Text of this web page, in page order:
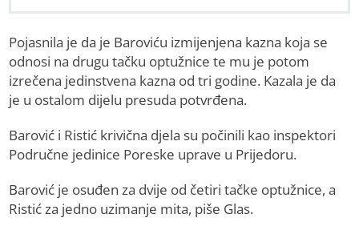
Pojasnila je da je Baroviću izmijenjena kazna koja se
odnosi na drugu tačku optužnice te mu je potom
izrečena jedinstvena kazna od tri godine. Kazala je da
je u ostalom dijelu presuda potvrđena.
Barović i Ristić krivična djela su počinili kao inspektori
Područne jedinice Poreske uprave u Prijedoru.
Barović je osuđen za dvije od četiri tačke optužnice, a
Ristić za jedno uzimanje mita, piše Glas.